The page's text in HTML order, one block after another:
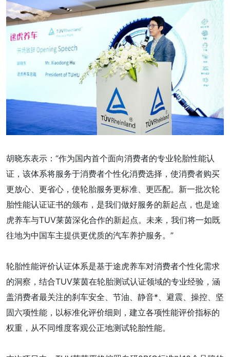
胡晓东表示：“作为国内首个面向消费者的专业轮胎性能认
证，该体系将服务于消费者个性化消费选择，使消费者购买
更放心、更省心，使轮胎服务更标准、更匹配。新一批次轮
胎性能认证证书的颁布，是我们做好服务的新起点，也是途
虎养车与TUV莱茵深化合作的新起点。未来，我们将一如既
往地为中国车主提供更优质的汽车养护服务。”
轮胎性能评价认证体系是基于途虎养车对消费者个性化需求
的洞察，结合TUV莱茵在轮胎测试认证领域的专业经验，涵
盖消费者最关注的刹车安全、节油、静音*、避震、操控、坚
固六项性能，以标准化评价细则，建立各项性能评价指标的
权重，从不同维度客观公正地测试轮胎性能。